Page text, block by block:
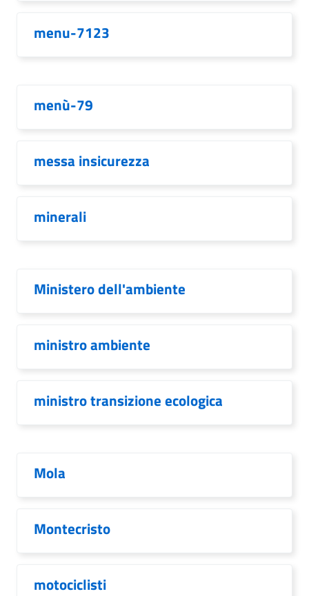
menu-7123
menù-79
messa insicurezza
minerali
Ministero dell'ambiente
ministro ambiente
ministro transizione ecologica
Mola
Montecristo
motociclisti